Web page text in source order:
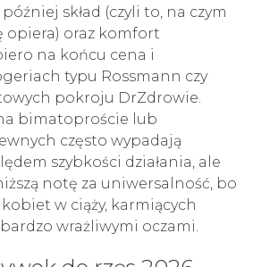
później skład (czyli to, na czym
opiera) oraz komfort
na końcu cena i
typu Rossmann czy
pokroju DrZdrowie.
bimatoproście lub
często wypadają
szybkości działania, ale
notę za uniwersalność, bo
w ciąży, karmiących
wrażliwymi oczami.